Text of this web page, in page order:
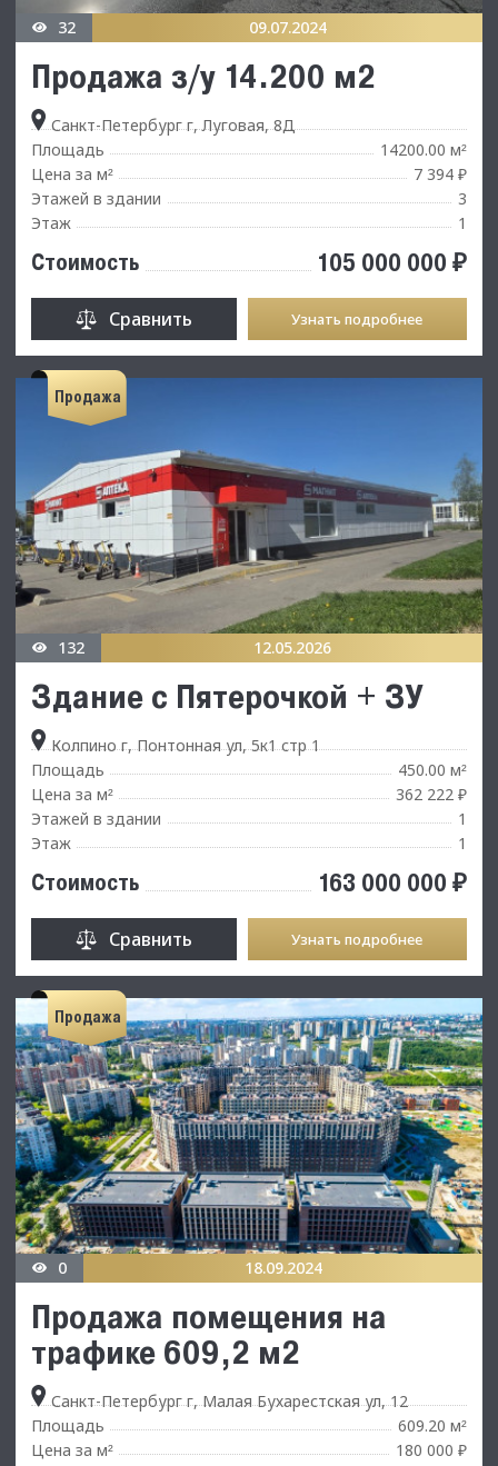
32 09.07.2024
Продажа з/у 14.200 м2
Санкт-Петербург г, Луговая, 8Д
Площадь
14200.00 м²
Цена за м²
7 394 ₽
Этажей в здании
3
Этаж
1
Стоимость 105 000 000 ₽
Сравнить Узнать подробнее
Продажа
132 12.05.2026
Здание с Пятерочкой + ЗУ
Колпино г, Понтонная ул, 5к1 стр 1
Площадь
450.00 м²
Цена за м²
362 222 ₽
Этажей в здании
1
Этаж
1
Стоимость 163 000 000 ₽
Сравнить Узнать подробнее
Продажа
0 18.09.2024
Продажа помещения на
трафике 609,2 м2
Санкт-Петербург г, Малая Бухарестская ул, 12
Площадь
609.20 м²
Цена за м²
180 000 ₽